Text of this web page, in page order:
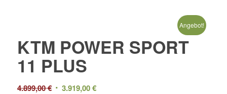
Angebot!
KTM POWER SPORT
11 PLUS
4.899,00€ Ursprünglicher
3.919,00€Aktueller